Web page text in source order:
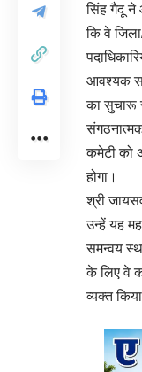
सिंह गैदू ने
कि वे
आवश्यक
का सुचारू
कमेटी को
होगा।
श्री
उन्हें यह
समन्वय
के लिए वे
व्यक्त